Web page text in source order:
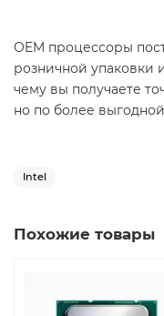
OEM процессоры
розничной упаковки
чему вы получаете
но по более
Intel
Похожие товары